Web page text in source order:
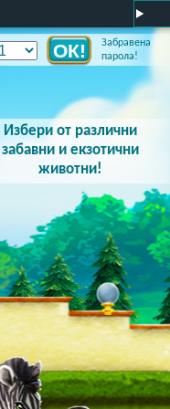
Избери от различни
забавни и екзотични
животни!
Забравена
парола!